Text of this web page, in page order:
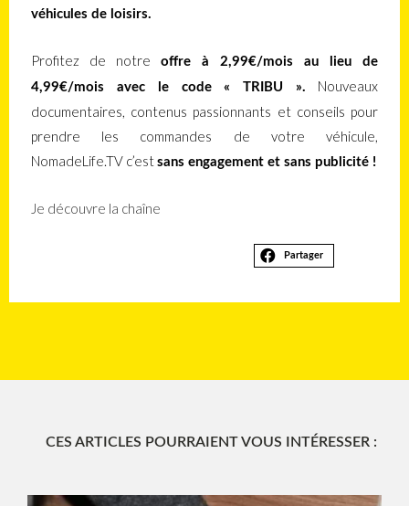
véhicules de loisirs.
Profitez de notre offre à 2,99€/mois au lieu de
4,99€/mois avec le code « TRIBU ».
Nouveaux
documentaires, contenus passionnants et conseils pour
prendre les commandes de votre véhicule,
NomadeLife.TV c’est sans engagement et sans publicité !
Je découvre la chaîne
Partager
CES ARTICLES POURRAIENT VOUS INTÉRESSER :